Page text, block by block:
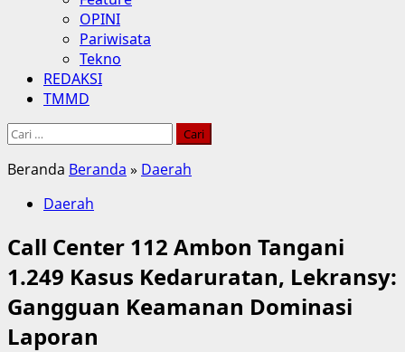
OPINI
Pariwisata
Tekno
REDAKSI
TMMD
Cari
Beranda Beranda » Daerah
Daerah
Call Center 112 Ambon Tangani
1.249 Kasus Kedaruratan, Lekransy:
Gangguan Keamanan Dominasi
Laporan